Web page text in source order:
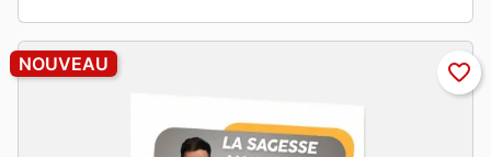
NOUVEAU favorite_border